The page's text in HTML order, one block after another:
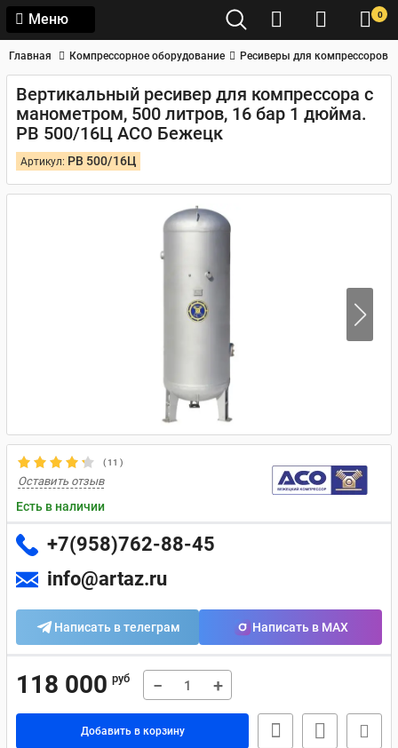
Меню 0
Главная Компрессорное оборудование Ресиверы для компрессоров
Вертикальный ресивер для компрессора с
манометром, 500 литров, 16 бар 1 дюйма.
РВ 500/16Ц АСО Бежецк
Артикул: РВ 500/16Ц
(11 )
Оставить отзыв
Есть в наличии
+7(958)762-88-45
info@artaz.ru
Написать в телеграм Написать в MAX
118 000 руб − +
Добавить в корзину